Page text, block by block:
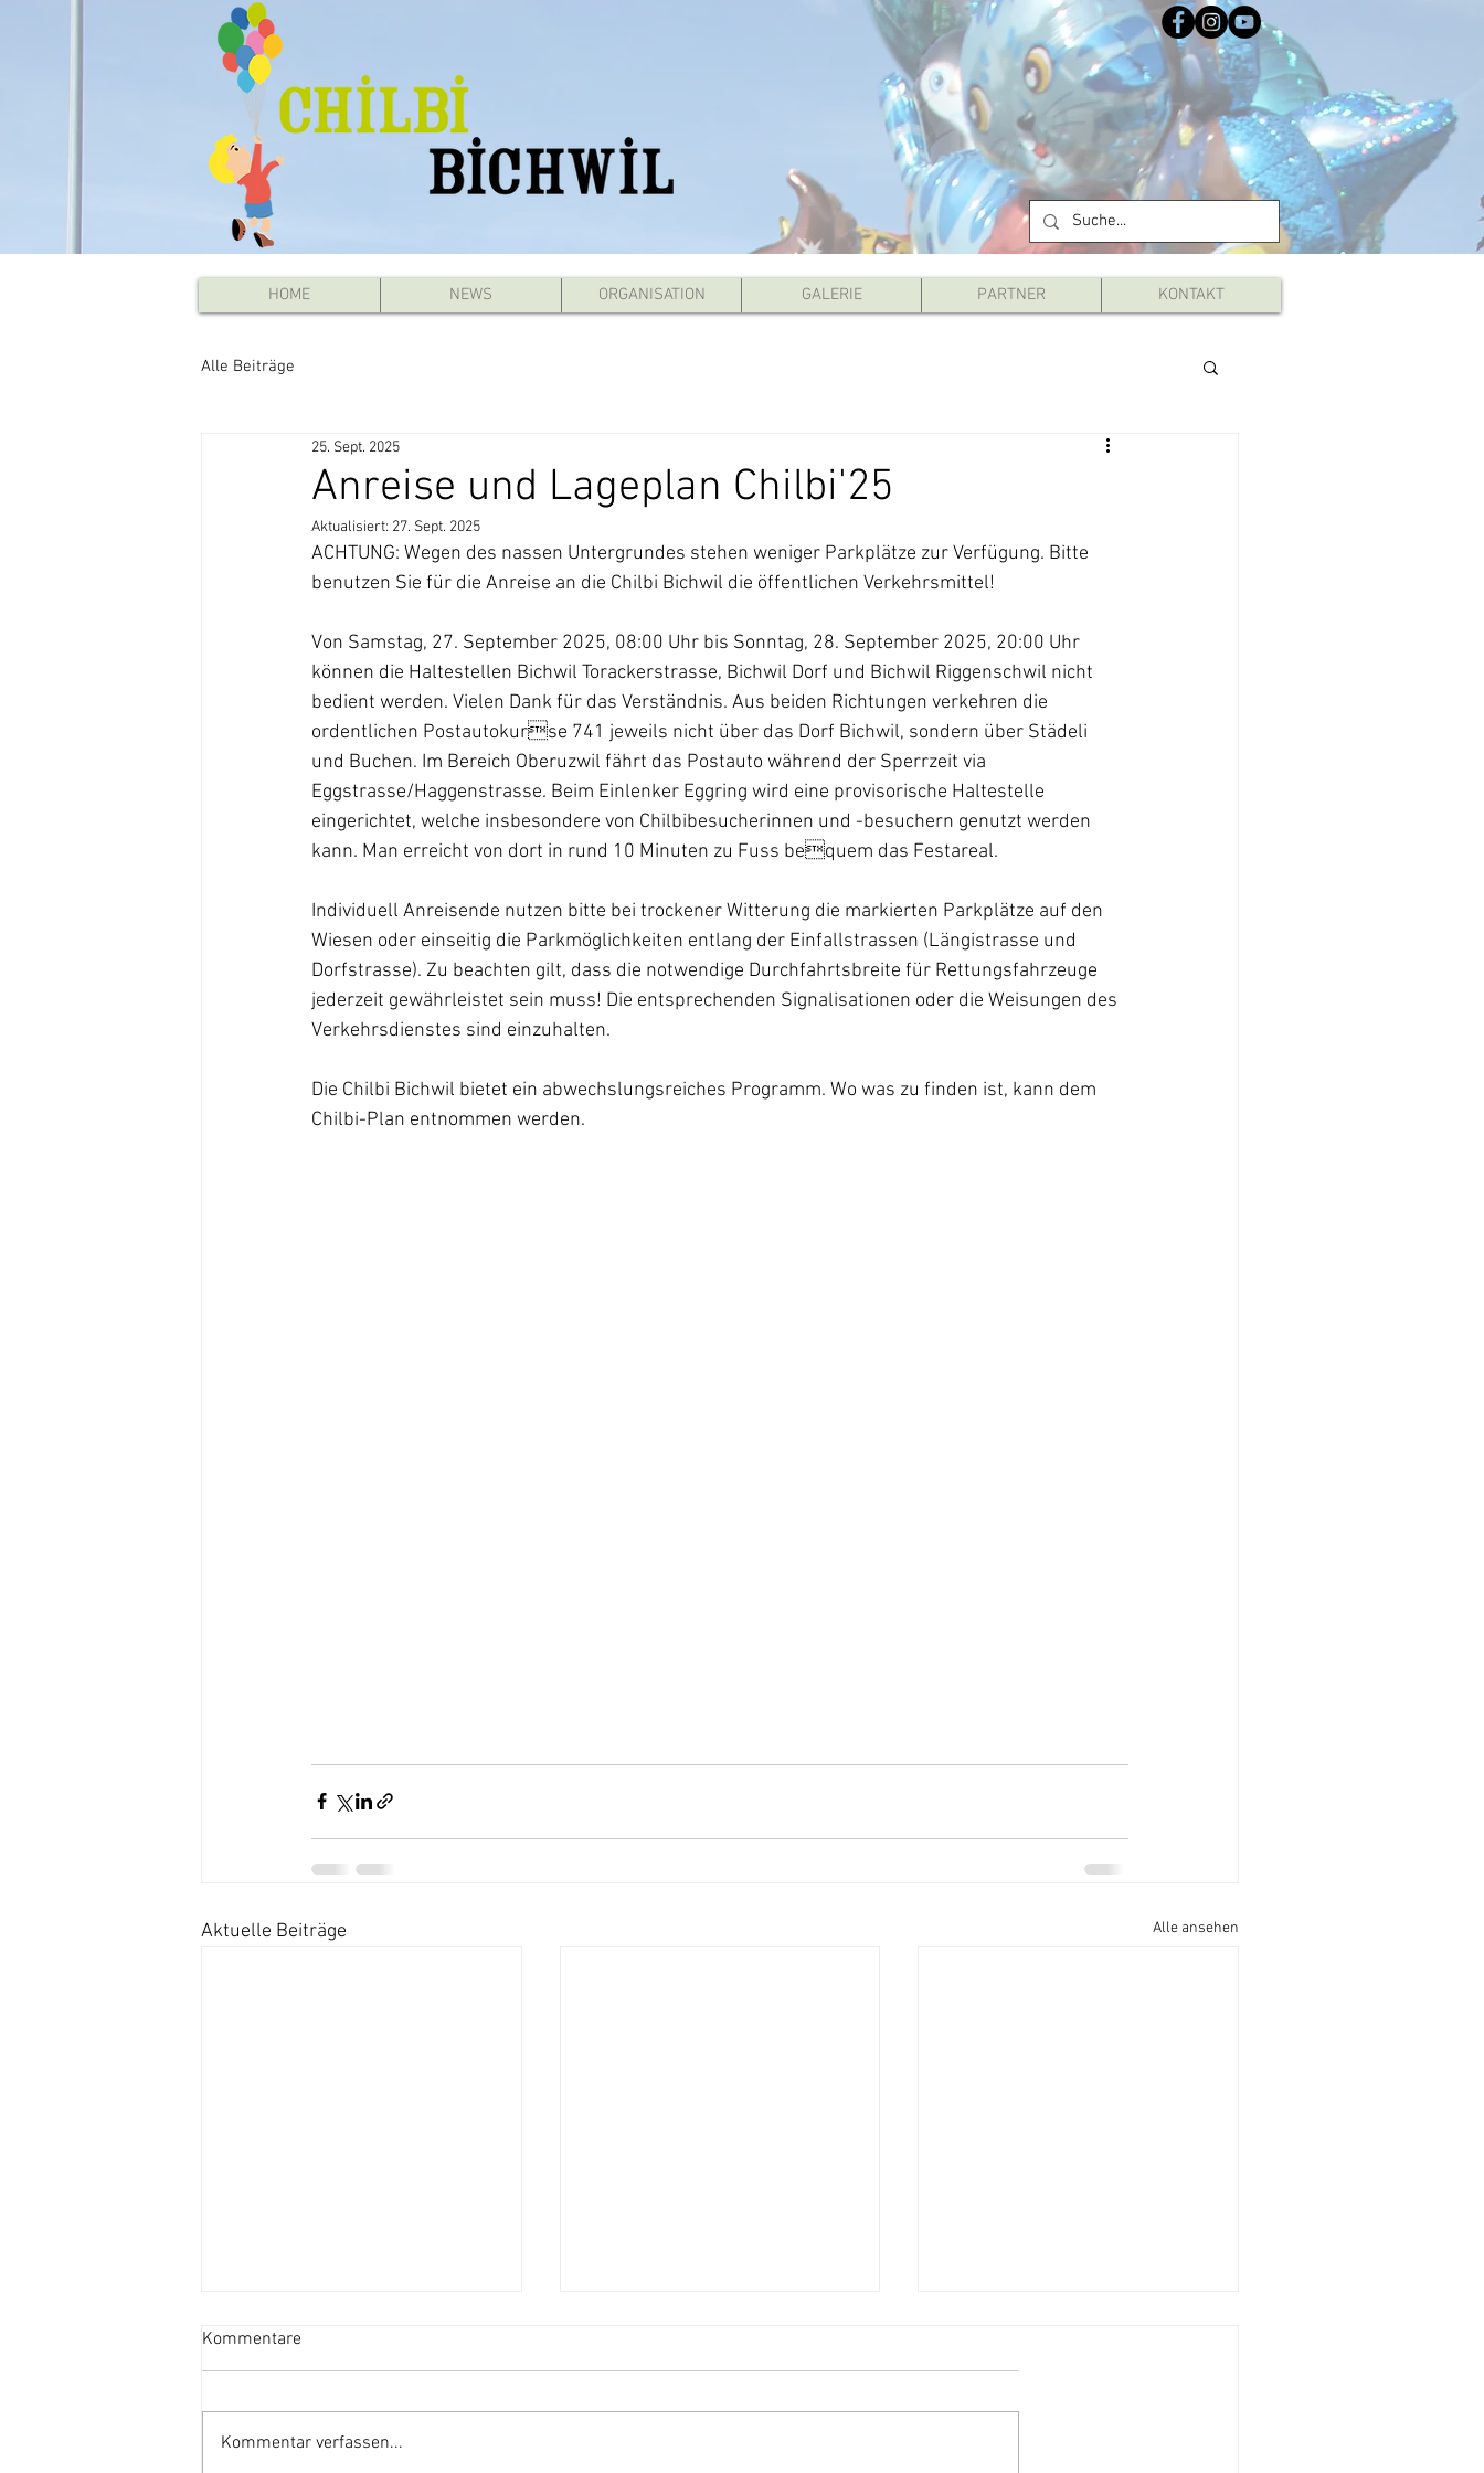
HOME NEWS ORGANISATION GALERIE PARTNER KONTAKT
Alle Beiträge
Anreise und Lageplan Chilbi'25
25. Sept. 2025
Aktualisiert: 27. Sept. 2025
ACHTUNG: Wegen des nassen Untergrundes stehen weniger Parkplätze zur Verfügung. Bitte
benutzen Sie für die Anreise an die Chilbi Bichwil die öffentlichen Verkehrsmittel!
Von Samstag, 27. September 2025, 08:00 Uhr bis Sonntag, 28. September 2025, 20:00 Uhr
können die Haltestellen Bichwil Torackerstrasse, Bichwil Dorf und Bichwil Riggenschwil nicht
bedient werden. Vielen Dank für das Verständnis. Aus beiden Richtungen verkehren die
ordentlichen Postautokurse 741 jeweils nicht über das Dorf Bichwil, sondern über Städeli
und Buchen. Im Bereich Oberuzwil fährt das Postauto während der Sperrzeit via
Eggstrasse/Haggenstrasse. Beim Einlenker Eggring wird eine provisorische Haltestelle
eingerichtet, welche insbesondere von Chilbibesucherinnen und -besuchern genutzt werden
kann. Man erreicht von dort in rund 10 Minuten zu Fuss bequem das Festareal.
Individuell Anreisende nutzen bitte bei trockener Witterung die markierten Parkplätze auf den
Wiesen oder einseitig die Parkmöglichkeiten entlang der Einfallstrassen (Längistrasse und
Dorfstrasse). Zu beachten gilt, dass die notwendige Durchfahrtsbreite für Rettungsfahrzeuge
jederzeit gewährleistet sein muss! Die entsprechenden Signalisationen oder die Weisungen des
Verkehrsdienstes sind einzuhalten.
Die Chilbi Bichwil bietet ein abwechslungsreiches Programm. Wo was zu finden ist, kann dem
Chilbi-Plan entnommen werden.
Aktuelle Beiträge Alle ansehen
Kommentare
Kommentar verfassen...